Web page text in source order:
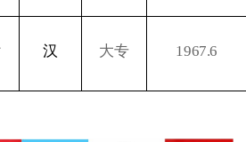
汉 大专 1967.6